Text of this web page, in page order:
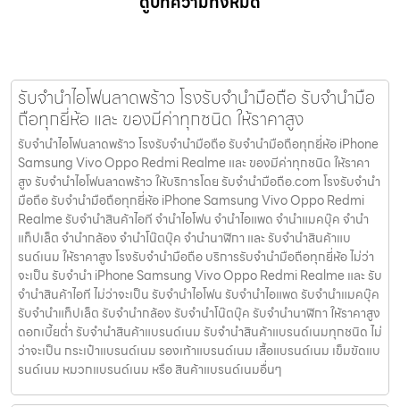
รับจำนำไอโฟนลาดพร้าว โรงรับจำนำมือถือ รับจำนำมือ
ถือทุกยี่ห้อ และ ของมีค่าทุกชนิด ให้ราคาสูง
รับจำนำไอโฟนลาดพร้าว โรงรับจำนำมือถือ รับจำนำมือถือทุกยี่ห้อ iPhone
Samsung Vivo Oppo Redmi Realme และ ของมีค่าทุกชนิด ให้ราคา
สูง รับจำนำไอโฟนลาดพร้าว ให้บริการโดย รับจํานํามือถือ.com โรงรับจำนำ
มือถือ รับจำนำมือถือทุกยี่ห้อ iPhone Samsung Vivo Oppo Redmi
Realme รับจำนำสินค้าไอที จำนำไอโฟน จำนำไอแพด จำนำแมคบุ๊ค จำนำ
แท็ปเล็ต จำนำกล้อง จำนำโน๊ตบุ๊ค จำนำนาฬิกา และ รับจำนำสินค้าแบ
รนด์เนม ให้ราคาสูง โรงรับจำนำมือถือ บริการรับจำนำมือถือทุกยี่ห้อ ไม่ว่า
จะเป็น รับจำนำ iPhone Samsung Vivo Oppo Redmi Realme และ รับ
จำนำสินค้าไอที ไม่ว่าจะเป็น รับจำนำไอโฟน รับจำนำไอแพด รับจำนำแมคบุ๊ค
รับจำนำแท็ปเล็ต รับจำนำกล้อง รับจำนำโน๊ตบุ๊ค รับจำนำนาฬิกา ให้ราคาสูง
ดอกเบี้ยต่ำ รับจำนำสินค้าแบรนด์เนม รับจำนำสินค้าแบรนด์เนมทุกชนิด ไม่
ว่าจะเป็น กระเป๋าแบรนด์เนม รองเท้าแบรนด์เนม เสื้อแบรนด์เนม เข็มขัดแบ
รนด์เนม หมวกแบรนด์เนม หรือ สินค้าแบรนด์เนมอื่นๆ